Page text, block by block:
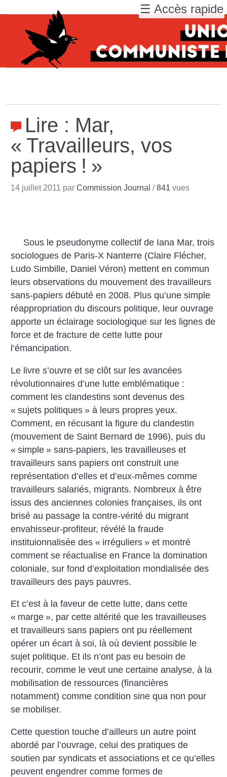
Lire : Mar,
« Travailleurs, vos
papiers ! »
14 juillet 2011 parCommission Journal /841 vues
Sous le pseudonyme collectif de Iana Mar, trois
sociologues de Paris-X Nanterre (Claire Flécher,
Ludo Simbille, Daniel Véron) mettent en commun
leurs observations du mouvement des travailleurs
sans-papiers débuté en 2008. Plus qu’une simple
réappropriation du discours politique, leur ouvrage
apporte un éclairage sociologique sur les lignes de
force et de fracture de cette lutte pour
l’émancipation.
Le livre s’ouvre et se clôt sur les avancées
révolutionnaires d’une lutte emblématique :
comment les clandestins sont devenus des
« sujets politiques » à leurs propres yeux.
Comment, en récusant la figure du clandestin
(mouvement de Saint Bernard de 1996), puis du
« simple » sans-papiers, les travailleuses et
travailleurs sans papiers ont construit une
représentation d’elles et d’eux-mêmes comme
travailleurs salariés, migrants. Nombreux à être
issus des anciennes colonies françaises, ils ont
brisé au passage la contre-vérité du migrant
envahisseur-profiteur, révélé la fraude
instituionnalisée des « irréguliers » et montré
comment se réactualise en France la domination
coloniale, sur fond d’exploitation mondialisée des
travailleurs des pays pauvres.
Et c’est à la faveur de cette lutte, dans cette
« marge », par cette altérité que les travailleuses
et travailleurs sans papiers ont pu réellement
opérer un écart à soi, là où devient possible le
sujet politique. Et ils n’ont pas eu besoin de
recourir, comme le veut une certaine analyse, à la
mobilisation de ressources (financières
notamment) comme condition sine qua non pour
se mobiliser.
Cette question touche d’ailleurs un autre point
abordé par l’ouvrage, celui des pratiques de
soutien par syndicats et associations et ce qu’elles
peuvent engendrer comme formes de
☰ Accès rapide